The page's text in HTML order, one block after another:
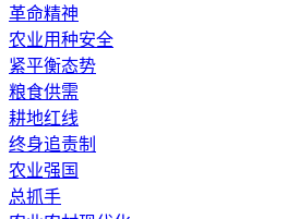
革命精神
农业用种安全
紧平衡态势
粮食供需
耕地红线
终身追责制
农业强国
总抓手